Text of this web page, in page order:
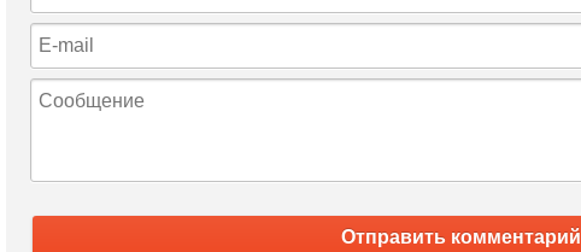
Отправить комментарий